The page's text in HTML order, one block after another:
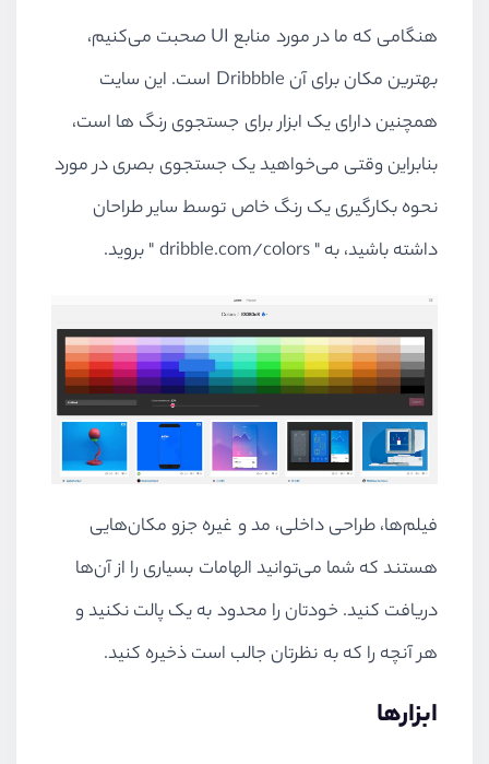
هنگامی که ما در مورد منابع UI صحبت می‌کنیم،
بهترین مکان برای آن Dribbble است. این سایت
همچنین دارای یک ابزار برای جستجوی رنگ ها است،
بنابراین وقتی می‌خواهید یک جستجوی بصری در مورد
نحوه بکارگیری یک رنگ خاص توسط سایر طراحان
داشته باشید، به " dribble.com/colors " بروید.
فیلم‌ها، طراحی داخلی، مد و غیره جزو مکان‌هایی
هستند که شما می‌توانید الهامات بسیاری را از آن‌ها
دریافت کنید. خودتان را محدود به یک پالت نکنید و
هر آنچه را که به نظرتان جالب است ذخیره کنید.
ابزارها